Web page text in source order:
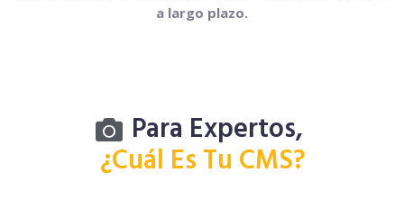
a largo plazo.
Para Expertos,
¿Cuál Es Tu CMS?